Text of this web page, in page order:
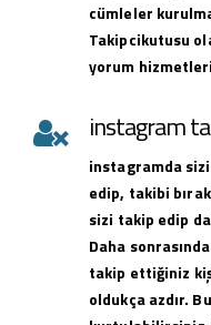
cümleler
Takipcikutusu
yorum
instagram
instagramda
edip, takibi
sizi takip edip
Daha
takip ettiğiniz
oldukça azdır.